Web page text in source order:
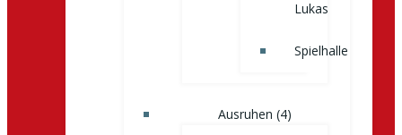
Lukas
Spielhalle
Ausruhen (4)